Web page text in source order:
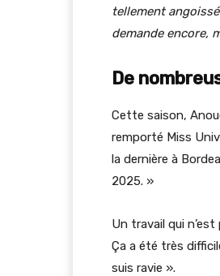
tellement
demande encore,
De
Cette saison,
remporté Miss
la dernière à
2025. »
Un travail qui
Ça a été très
suis ravie ».